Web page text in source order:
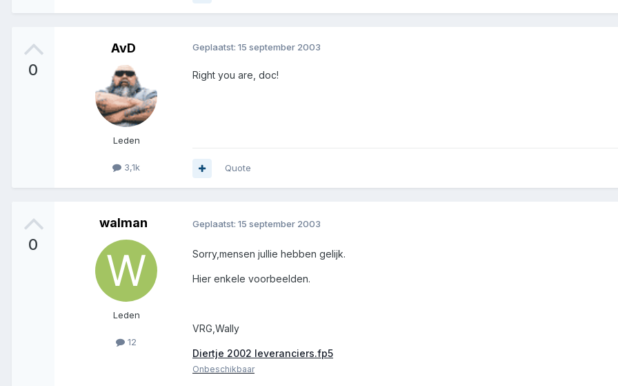
0
AvD
Leden
3,1k
Geplaatst: 15 september 2003
Right you are, doc!
Quote
0
walman
Leden
12
Geplaatst: 15 september 2003
Sorry,mensen jullie hebben gelijk.
Hier enkele voorbeelden.
VRG,Wally
Diertje 2002 leveranciers.fp5
Onbeschikbaar